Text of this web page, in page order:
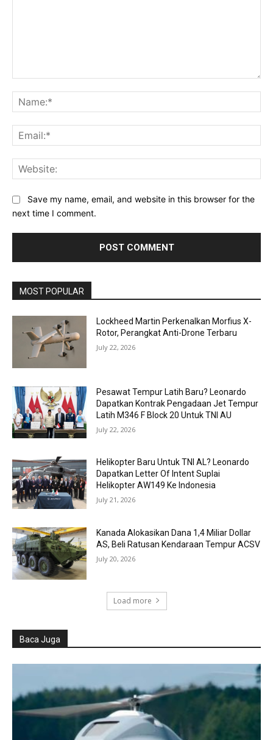
Save my name, email, and website in this browser for the
next time I comment.
MOST POPULAR
Lockheed Martin Perkenalkan Morfius X-
Rotor, Perangkat Anti-Drone Terbaru
July 22, 2026
Pesawat Tempur Latih Baru? Leonardo
Dapatkan Kontrak Pengadaan Jet Tempur
Latih M346 F Block 20 Untuk TNI AU
July 22, 2026
Helikopter Baru Untuk TNI AL? Leonardo
Dapatkan Letter Of Intent Suplai
Helikopter AW149 Ke Indonesia
July 21, 2026
Kanada Alokasikan Dana 1,4 Miliar Dollar
AS, Beli Ratusan Kendaraan Tempur ACSV
July 20, 2026
Load more
Baca Juga